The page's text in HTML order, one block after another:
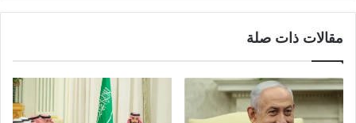
مقالات ذات صلة